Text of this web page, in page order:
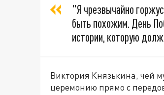
"Я чрезвычайно
быть похожим. День
истории, которую
Виктория Князькина, чей
церемонию прямо с